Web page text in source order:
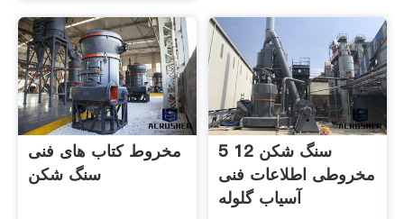
مخروط کتاب های فنی
سنگ شکن
5 12 سنگ شکن
مخروطی اطلاعات فنی
آسیاب گلوله